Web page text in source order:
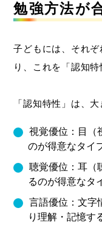
勉強方法が
子どもには、それ
り、これを「認知特
「認知特性」は、
視覚優位：目（
のが得意なタイ
聴覚優位：耳（
るのが得意なタ
言語優位：文字
り理解・記憶す